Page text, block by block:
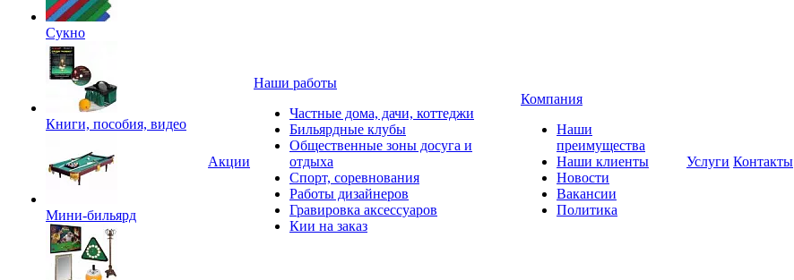
Сукно
Книги, пособия, видео
Мини-бильярд
Акции
Наши работы
Частные дома, дачи, коттеджи
Бильярдные клубы
Общественные зоны досуга и
отдыха
Спорт, соревнования
Работы дизайнеров
Гравировка аксессуаров
Кии на заказ
Компания
Наши
преимущества
Наши клиенты
Новости
Вакансии
Политика
Услуги Контакты